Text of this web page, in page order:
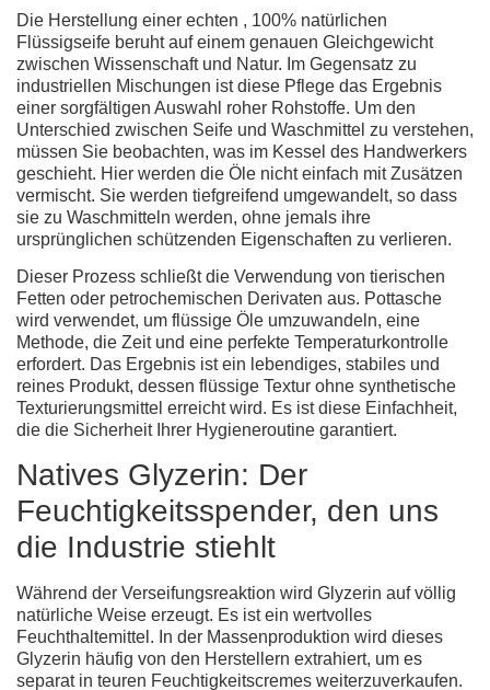
Die Herstellung einer echten , 100% natürlichen
Flüssigseife beruht auf einem genauen Gleichgewicht
zwischen Wissenschaft und Natur. Im Gegensatz zu
industriellen Mischungen ist diese Pflege das Ergebnis
einer sorgfältigen Auswahl roher Rohstoffe. Um den
Unterschied zwischen Seife und Waschmittel zu verstehen,
müssen Sie beobachten, was im Kessel des Handwerkers
geschieht. Hier werden die Öle nicht einfach mit Zusätzen
vermischt. Sie werden tiefgreifend umgewandelt, so dass
sie zu Waschmitteln werden, ohne jemals ihre
ursprünglichen schützenden Eigenschaften zu verlieren.
Dieser Prozess schließt die Verwendung von tierischen
Fetten oder petrochemischen Derivaten aus. Pottasche
wird verwendet, um flüssige Öle umzuwandeln, eine
Methode, die Zeit und eine perfekte Temperaturkontrolle
erfordert. Das Ergebnis ist ein lebendiges, stabiles und
reines Produkt, dessen flüssige Textur ohne synthetische
Texturierungsmittel erreicht wird. Es ist diese Einfachheit,
die die Sicherheit Ihrer Hygieneroutine garantiert.
Natives Glyzerin: Der
Feuchtigkeitsspender, den uns
die Industrie stiehlt
Während der Verseifungsreaktion wird Glyzerin auf völlig
natürliche Weise erzeugt. Es ist ein wertvolles
Feuchthaltemittel. In der Massenproduktion wird dieses
Glyzerin häufig von den Herstellern extrahiert, um es
separat in teuren Feuchtigkeitscremes weiterzuverkaufen.